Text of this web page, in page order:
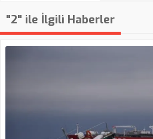
"2" ile İlgili Haberler